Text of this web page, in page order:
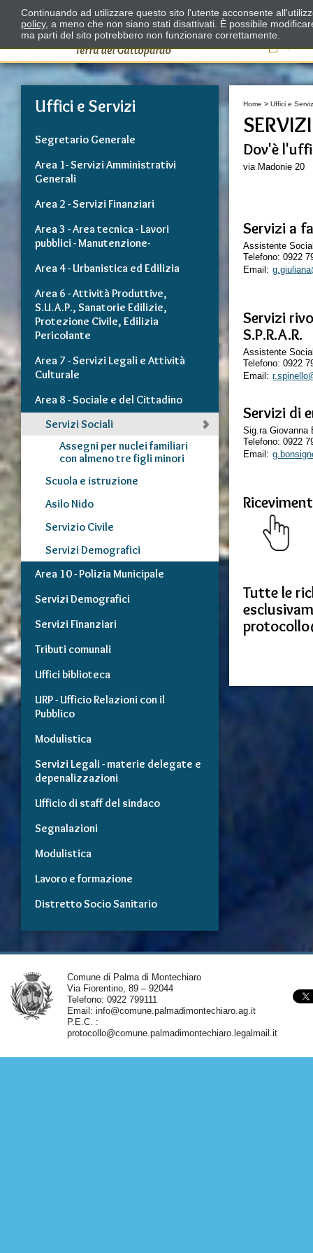
Il
Uffici e Servizi
Segretario Generale
Area 1- Servizi Amministrativi
Generali
Area 2 - Servizi Finanziari
Area 3 - Area tecnica - Lavori
pubblici - Manutenzione-
Area 4 - Urbanistica ed Edilizia
Area 6 - Attività Produttive,
S.U.A.P., Sanatorie Edilizie,
Protezione Civile, Edilizia
Pericolante
Area 7 - Servizi Legali e Attività
Culturale
Area 8 - Sociale e del Cittadino
Servizi Sociali
Assegni per nuclei familiari
con almeno tre figli minori
Scuola e istruzione
Asilo Nido
Servizio Civile
Servizi Demografici
Area 10 - Polizia Municipale
Servizi Demografici
Servizi Finanziari
Tributi comunali
Uffici biblioteca
URP - Ufficio Relazioni con il
Pubblico
Modulistica
Servizi Legali - materie delegate e
depenalizzazioni
Ufficio di staff del sindaco
Segnalazioni
Modulistica
Lavoro e formazione
Distretto Socio Sanitario
Home >Uffici e
Dov'è
via Madonie 20
Servizi a
Assistente
Telefono: 0922
Email:
Servizi
S.P.R.A.R.
Assistente
Telefono: 0922
Email:
Servizi di
Sig.ra Giovanna
Telefono: 0922
Email:
Tutte le
Comune di Palma di Montechiaro
Via Fiorentino, 89 – 92044
Telefono: 0922 799111
Email: info@comune.palmadimontechiaro.ag.it
P.E.C. :
protocollo@comune.palmadimontechiaro.legalmail.it
Continuando ad utilizzare questo sito l'utente acconsente
policy, a meno che non siano stati disattivati. È possibile
ma parti del sito potrebbero non funzionare correttamente.